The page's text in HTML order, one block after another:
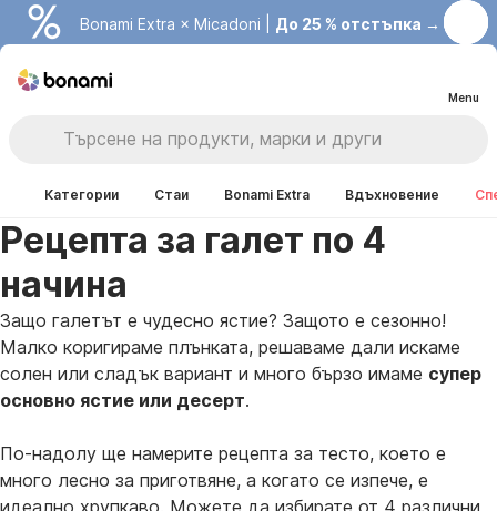
Bonami Extra × Micadoni | До 25 % отстъпка →
Menu
Категории Стаи Bonami Extra Вдъхновение
Рецепта за галет по 4
начина
Защо галетът е чудесно ястие? Защото е сезонно!
Малко коригираме плънката, решаваме дали искаме
солен или сладък вариант и много бързо имаме супер
основно ястие или десерт.
По-надолу ще намерите рецепта за тесто, което е
много лесно за приготвяне, а когато се изпече, е
идеално хрупкаво. Можете да избирате от 4 различни